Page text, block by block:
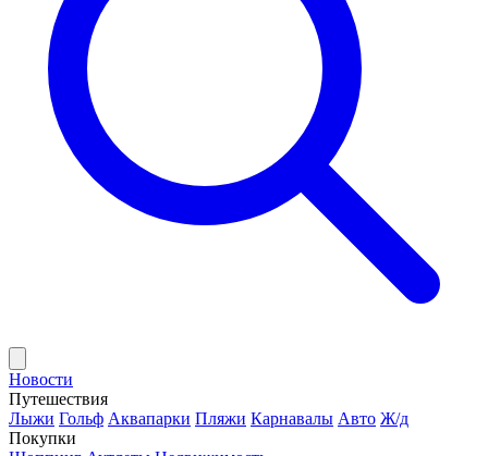
Новости
Путешествия
Лыжи Гольф Аквапарки Пляжи Карнавалы Авто Ж/д
Покупки